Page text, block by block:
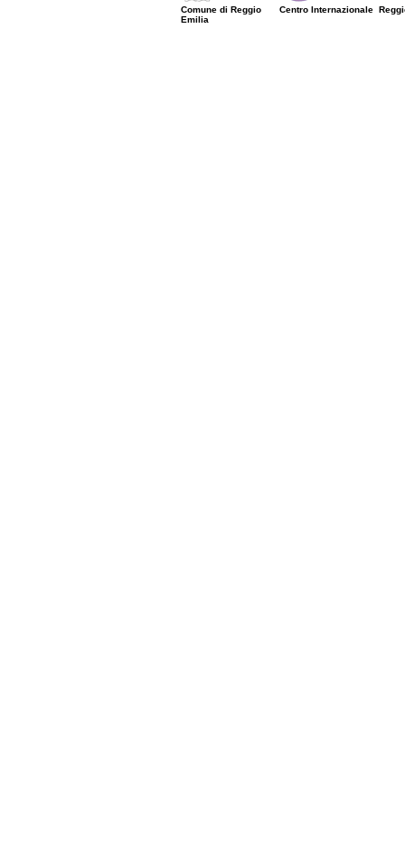
Comune di Reggio
Emilia
Centro Internazionale